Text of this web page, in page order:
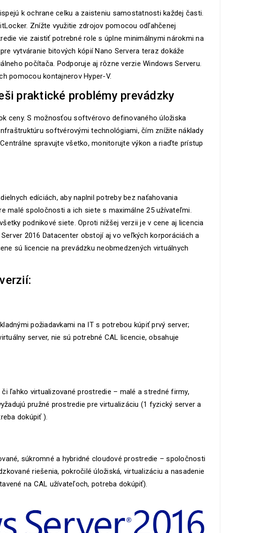
k ochrane celku a zaisteniu samostatnosti každej časti.
Znížte využitie zdrojov pomocou odľahčenej
vie zaistiť potrebné role s úplne minimálnymi nárokmi na
vytváranie bitových kópií Nano Servera teraz dokáže
počítača. Podporuje aj rôzne verzie Windows Serveru.
pomocou kontajnerov Hyper-V.
praktické problémy prevádzky
ceny. S možnosťou softvérovo definovaného úložiska
softvérovými technológiami, čím znížite náklady
spravujte všetko, monitorujte výkon a riaďte prístup
edíciách, aby naplnil potreby bez naťahovania
malé spoločnosti a ich siete s maximálne 25 užívateľmi.
podnikové siete. Oproti nižšej verzii je v cene aj licencia
2016 Datacenter obstojí aj vo veľkých korporáciách a
sú licencie na prevádzku neobmedzených virtuálnych
požiadavkami na IT s potrebou kúpiť prvý server;
server, nie sú potrebné CAL licencie, obsahuje
ľahko virtualizované prostredie – malé a stredné firmy,
pružné prostredie pre virtualizáciu (1 fyzický server a
dokúpiť ).
súkromné a hybridné cloudové prostredie – spoločnosti
riešenia, pokročilé úložiská, virtualizáciu a nasadenie
na CAL užívateľoch, potreba dokúpiť).